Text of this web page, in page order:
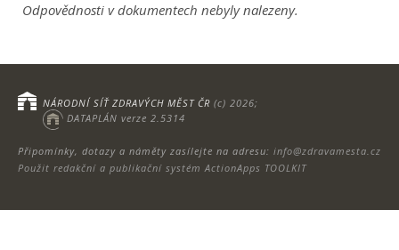
Odpovědnosti v dokumentech nebyly nalezeny.
Připomínky, dotazy a náměty zasílejte na adresu: info@zdravamesta.cz
Použit redakční a publikační systém ActionApps TOOLKIT
NÁRODNÍ SÍŤ ZDRAVÝCH MĚST ČR (c) 2026;
DATAPLÁN verze 2.5314